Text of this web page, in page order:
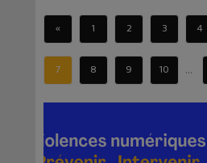
« 1 2 3 4
7 8 9 10 ...